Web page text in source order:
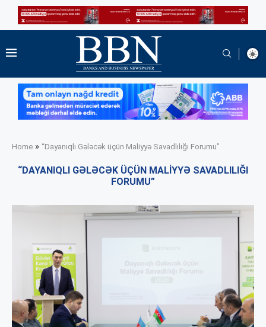
Home » “Dayanıqlı Gələcək üçün Maliyyə Savadlılığı Forumu”
“DAYANIQLI GƏLƏCƏK ÜÇÜN MALIYYƏ SAVADLILIĞI
FORUMU”